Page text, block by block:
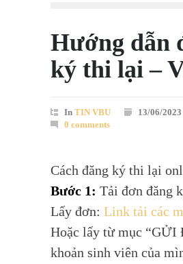
Hướng dẫn
ký thi lại –
In TIN VBU
13/06/2023
0 comments
Cách đăng ký thi lại
Bước 1: Tải đơn đăng
Lấy đơn: Link tải các
Hoặc lấy từ mục “GỬI
khoản sinh viên của